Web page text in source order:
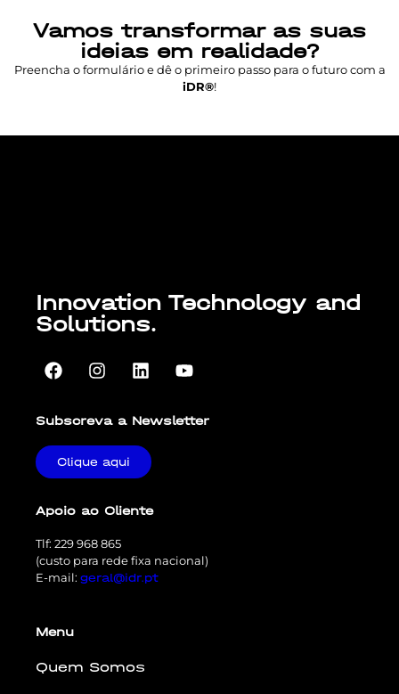
Vamos transformar as suas
ideias em realidade?
Preencha o formulário e dê o primeiro passo para o futuro com a
iDR®!
Innovation Technology and
Solutions.
Subscreva a Newsletter
Clique aqui
Apoio ao Cliente
Tlf: 229 968 865
(custo para rede fixa nacional)
E-mail: geral@idr.pt
Menu
Quem Somos